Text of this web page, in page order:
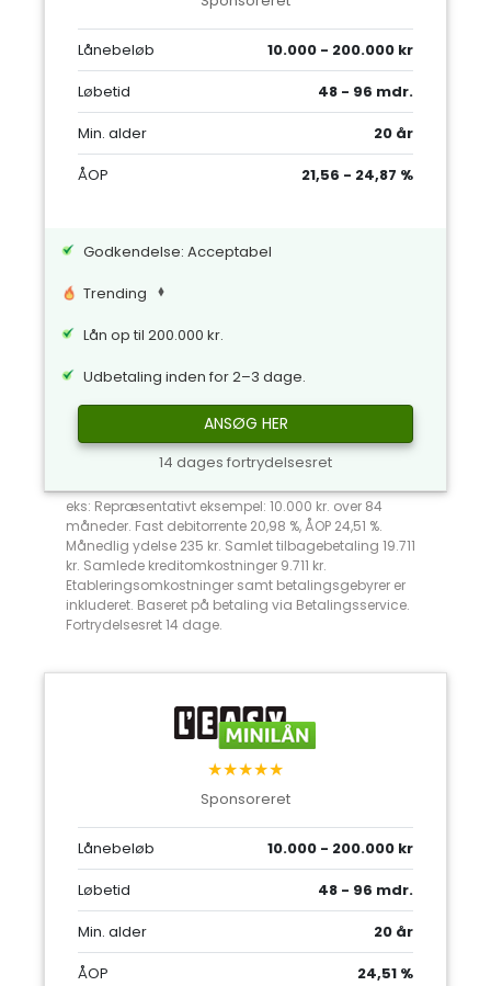
Lånebeløb
10.000 - 200.000 kr
Løbetid
48 - 96 mdr.
Min. alder
20 år
ÅOP
21,56 - 24,87 %
Godkendelse: Acceptabel
Trending
Lån op til 200.000 kr.
Udbetaling inden for 2–3 dage.
ANSØG HER
14 dages fortrydelsesret
eks: Repræsentativt eksempel: 10.000 kr. over 84
måneder. Fast debitorrente 20,98 %, ÅOP 24,51 %.
Månedlig ydelse 235 kr. Samlet tilbagebetaling 19.711
kr. Samlede kreditomkostninger 9.711 kr.
Etableringsomkostninger samt betalingsgebyrer er
inkluderet. Baseret på betaling via Betalingsservice.
Fortrydelsesret 14 dage.
★★★★★
Sponsoreret
Lånebeløb
10.000 - 200.000 kr
Løbetid
48 - 96 mdr.
Min. alder
20 år
ÅOP
24,51 %